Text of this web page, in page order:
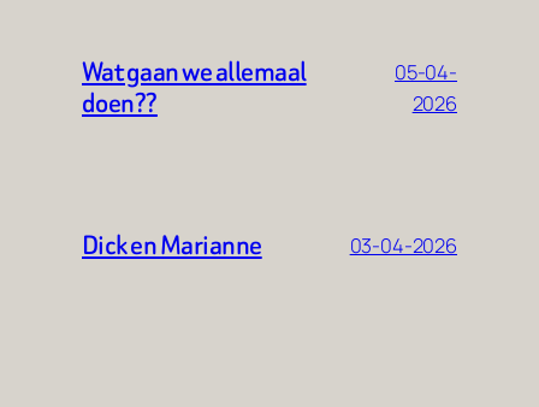
Wat gaan we allemaal
doen??
05-04-
2026
Dick en Marianne 03-04-2026